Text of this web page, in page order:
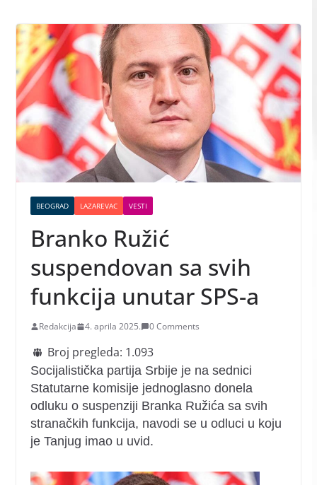
BEOGRAD LAZAREVAC VESTI
Branko Ružić
suspendovan sa svih
funkcija unutar SPS-a
Redakcija 4. aprila 2025. 0 Comments
Broj pregleda: 1.093
Socijalistička partija Srbije je na sednici
Statutarne komisije jednoglasno donela
odluku o suspenziji Branka Ružića sa svih
stranačkih funkcija, navodi se u odluci u koju
je Tanjug imao u uvid.